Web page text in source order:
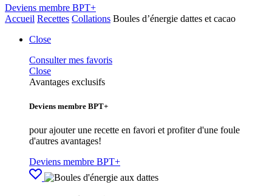
Deviens membre BPT+
Accueil Recettes Collations Boules d’énergie dattes et cacao
Close
Consulter mes favoris
Close
Avantages exclusifs
Deviens membre BPT+
pour ajouter une recette en favori et profiter d'une foule
d'autres avantages!
Deviens membre BPT+